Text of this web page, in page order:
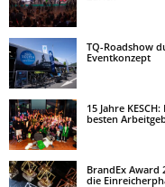
TQ-Roadshow
Eventkonzept
15 Jahre
besten
BrandEx Award
die